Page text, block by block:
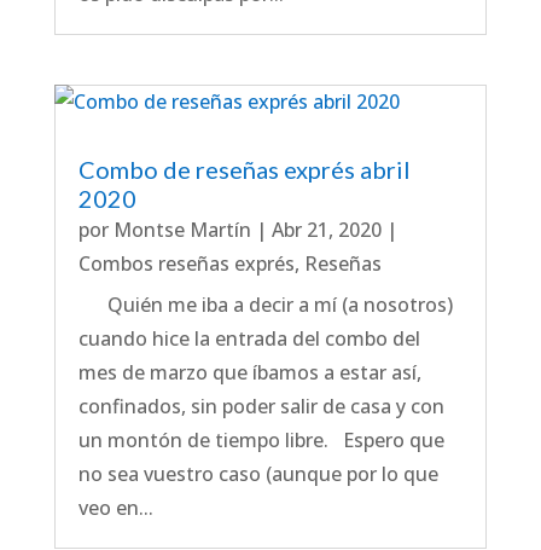
Combo de reseñas exprés abril
2020
por Montse Martín | Abr 21, 2020|
Combos reseñas exprés, Reseñas
Quién me iba a decir a mí (a nosotros)
cuando hice la entrada del combo del
mes de marzo que íbamos a estar así,
confinados, sin poder salir de casa y con
un montón de tiempo libre. Espero que
no sea vuestro caso (aunque por lo que
veo en...